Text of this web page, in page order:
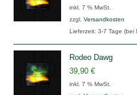
inkl. 7 % MwSt.
zzgl. Versandkosten
Lieferzeit: 3-7 Tage (bei
Rodeo Dawg
39,90 €
inkl. 7 % MwSt.